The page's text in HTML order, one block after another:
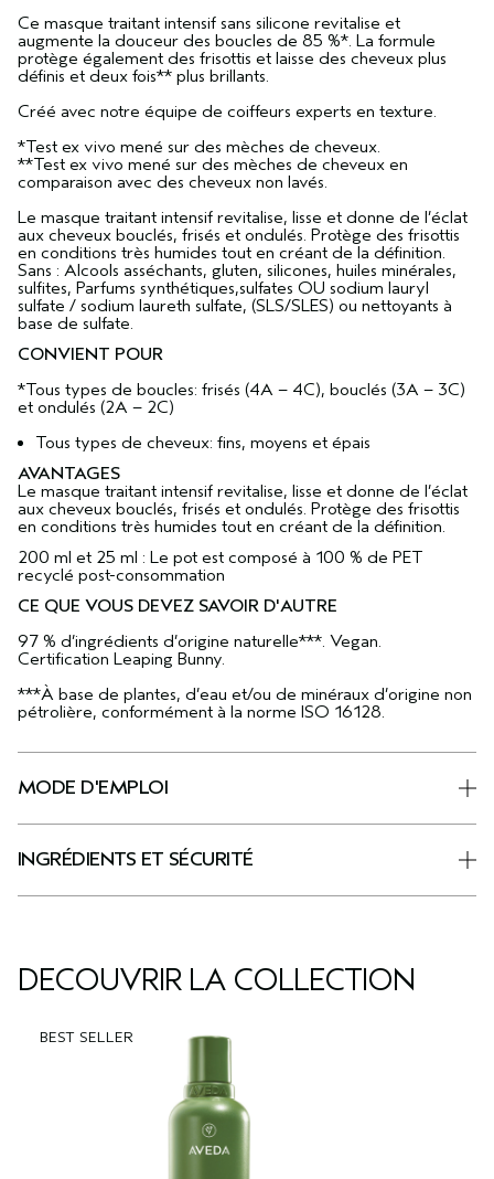
Ce masque traitant intensif sans silicone revitalise et
augmente la douceur des boucles de 85 %*. La formule
protège également des frisottis et laisse des cheveux plus
définis et deux fois** plus brillants.
Créé avec notre équipe de coiffeurs experts en texture.
*Test ex vivo mené sur des mèches de cheveux.
**Test ex vivo mené sur des mèches de cheveux en
comparaison avec des cheveux non lavés.
Le masque traitant intensif revitalise, lisse et donne de l’éclat
aux cheveux bouclés, frisés et ondulés. Protège des frisottis
en conditions très humides tout en créant de la définition.
Sans : Alcools asséchants, gluten, silicones, huiles minérales,
sulfites, Parfums synthétiques,sulfates OU sodium lauryl
sulfate / sodium laureth sulfate, (SLS/SLES) ou nettoyants à
base de sulfate.
CONVIENT POUR
*Tous types de boucles: frisés (4A – 4C), bouclés (3A – 3C)
et ondulés (2A – 2C)
Tous types de cheveux: fins, moyens et épais
AVANTAGES
Le masque traitant intensif revitalise, lisse et donne de l’éclat
aux cheveux bouclés, frisés et ondulés. Protège des frisottis
en conditions très humides tout en créant de la définition.
200 ml et 25 ml : Le pot est composé à 100 % de PET
recyclé post-consommation
CE QUE VOUS DEVEZ SAVOIR D'AUTRE
97 % d’ingrédients d’origine naturelle***. Vegan.
Certification Leaping Bunny.
***À base de plantes, d’eau et/ou de minéraux d’origine non
pétrolière, conformément à la norme ISO 16128.
MODE D'EMPLOI
INGRÉDIENTS ET SÉCURITÉ
DÉCOUVRIR LA COLLECTION
BEST SELLER